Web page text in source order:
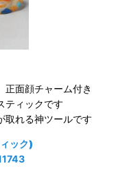
面顔チャーム付き
ティックです
取れる神ツールです
ック)